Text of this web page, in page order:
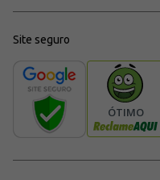
Site seguro